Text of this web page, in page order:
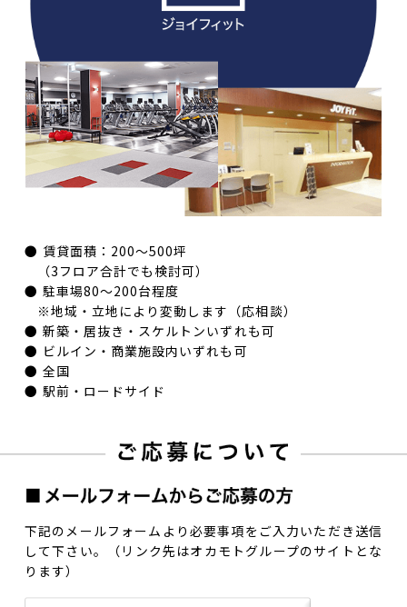
賃貸面積：200〜500坪
（3フロア合計でも検討可）
駐車場80〜200台程度
※地域・立地により変動します（応相談）
新築・居抜き・スケルトンいずれも可
ビルイン・商業施設内いずれも可
全国
駅前・ロードサイド
下記のメールフォームより必要事項をご入力いただき送信
して下さい。（リンク先はオカモトグループのサイトとな
ります）